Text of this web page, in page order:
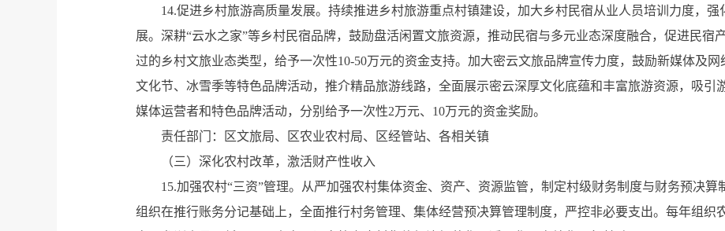
14.促进乡村旅游高质量发展。持续推进乡村旅游重点村镇建设，加大乡村民宿从业人员培训力度，
展。深耕“云水之家”等乡村民宿品牌，鼓励盘活闲置文旅资源，推动民宿与多元业态深度融合，促进民宿
过的乡村文旅业态类型，给予一次性10-50万元的资金支持。加大密云文旅品牌宣传力度，鼓励新媒体及
文化节、冰雪季等特色品牌活动，推介精品旅游线路，全面展示密云深厚文化底蕴和丰富旅游资源，吸引
媒体运营者和特色品牌活动，分别给予一次性2万元、10万元的资金奖励。
责任部门：区文旅局、区农业农村局、区经管站、各相关镇
（三）深化农村改革，激活财产性收入
15.加强农村“三资”管理。从严加强农村集体资金、资产、资源监管，制定村级财务制度与财务预决算
组织在推行账务分记基础上，全面推行村务管理、集体经营预决算管理制度，严控非必要支出。每年组织